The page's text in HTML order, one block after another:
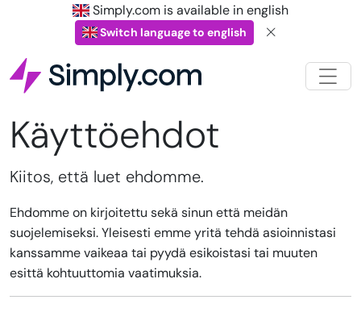
Simply.com is available in english
Switch language to english
Käyttöehdot
Kiitos, että luet ehdomme.
Ehdomme on kirjoitettu sekä sinun että meidän
suojelemiseksi. Yleisesti emme yritä tehdä asioinnistasi
kanssamme vaikeaa tai pyydä esikoistasi tai muuten
esittä kohtuuttomia vaatimuksia.